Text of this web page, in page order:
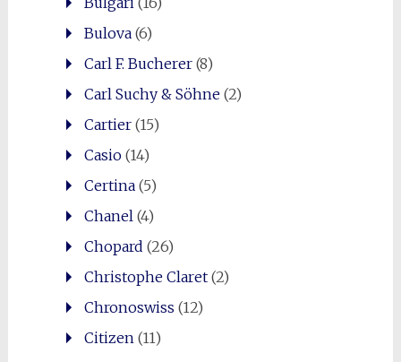
Bulova(6)
Carl F. Bucherer(8)
Carl Suchy & Söhne(2)
Cartier(15)
Casio(14)
Certina(5)
Chanel (4)
Chopard (26)
Christophe Claret(2)
Chronoswiss (12)
Citizen (11)